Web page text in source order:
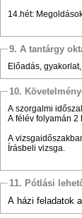
14.hét:
9. A tantárgy
Előadás,
10.
A szorgalmi
A félév folyamán 2
A
Írásbeli vizsga.
11. Pótlási
A házi feladatok